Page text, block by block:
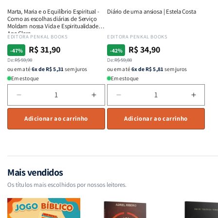
Intimidade
em
Deus
Intimidade
em
Deus
Fervor
Charles
Spurgeon
Fervor
Marta, Maria e o Equilíbrio Espiritual -
Como as escolhas diárias de Serviço
Moldam nossa Vida e Espiritualidade -
Ana Clara
Fornecedor:
EDITORA PENKAL BOOKS
-47%
Preço
normal
De:R$ 59,90
Preço
promocional
R$ 31,90
ou em até6x de R$ 5,31 sem juros
Em estoque
a
quantidade
de
o
Equilíbrio
-
Como
Aumentar
a
quantidade
de
Equilíbrio
Como
Adicionar ao carrinho
Diário de uma ansiosa | Estela Costa
Fornecedor:
EDITORA PENKAL BOOKS
-42%
Preço
normal
De:R$ 59,80
Preço
promocional
R$ 34,90
ou em até6x de R$ 5,81 sem juros
Em estoque
a
quantidade
de
Costa
a
de
Costa
Adicionar ao carrinho
Mais vendidos
Os títulos mais escolhidos por nossos leitores.